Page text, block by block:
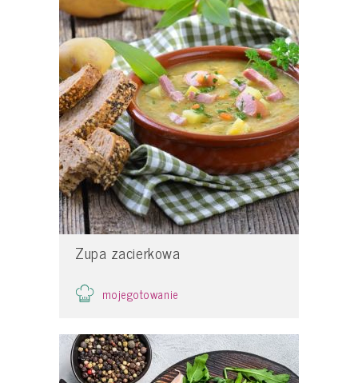
Zupa zacierkowa
mojegotowanie